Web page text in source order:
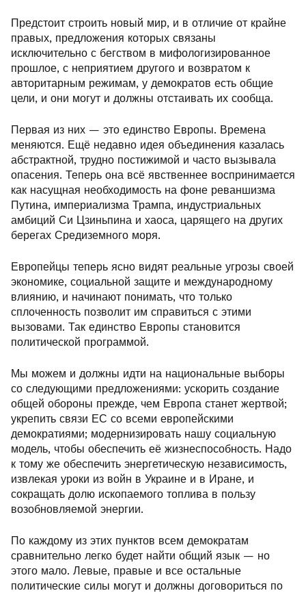
Предстоит строить новый мир, и в отличие от крайне
правых, предложения которых связаны
исключительно с бегством в мифологизированное
прошлое, с неприятием другого и возвратом к
авторитарным режимам, у демократов есть общие
цели, и они могут и должны отстаивать их сообща.
Первая из них — это единство Европы. Времена
меняются. Ещё недавно идея объединения казалась
абстрактной, трудно постижимой и часто вызывала
опасения. Теперь она всё явственнее воспринимается
как насущная необходимость на фоне реваншизма
Путина, империализма Трампа, индустриальных
амбиций Си Цзиньпина и хаоса, царящего на других
берегах Средиземного моря.
Европейцы теперь ясно видят реальные угрозы своей
экономике, социальной защите и международному
влиянию, и начинают понимать, что только
сплоченность позволит им справиться с этими
вызовами. Так единство Европы становится
политической программой.
Мы можем и должны идти на национальные выборы
со следующими предложениями: ускорить создание
общей обороны прежде, чем Европа станет жертвой;
укрепить связи ЕС со всеми европейскими
демократиями; модернизировать нашу социальную
модель, чтобы обеспечить её жизнеспособность. Надо
к тому же обеспечить энергетическую независимость,
извлекая уроки из войн в Украине и в Иране, и
сокращать долю ископаемого топлива в пользу
возобновляемой энергии.
По каждому из этих пунктов всем демократам
сравнительно легко будет найти общий язык — но
этого мало. Левые, правые и все остальные
политические силы могут и должны договориться по